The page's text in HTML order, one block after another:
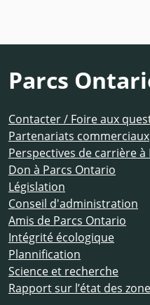
Parcs
Contacter / Foire aux
Partenariats commerciaux
Perspectives de carrière à
Don à Parcs Ontario
Législation
Conseil d'administration
Amis de Parcs Ontario
Intégrité écologique
Plannification
Science et recherche
Rapport sur l’état des